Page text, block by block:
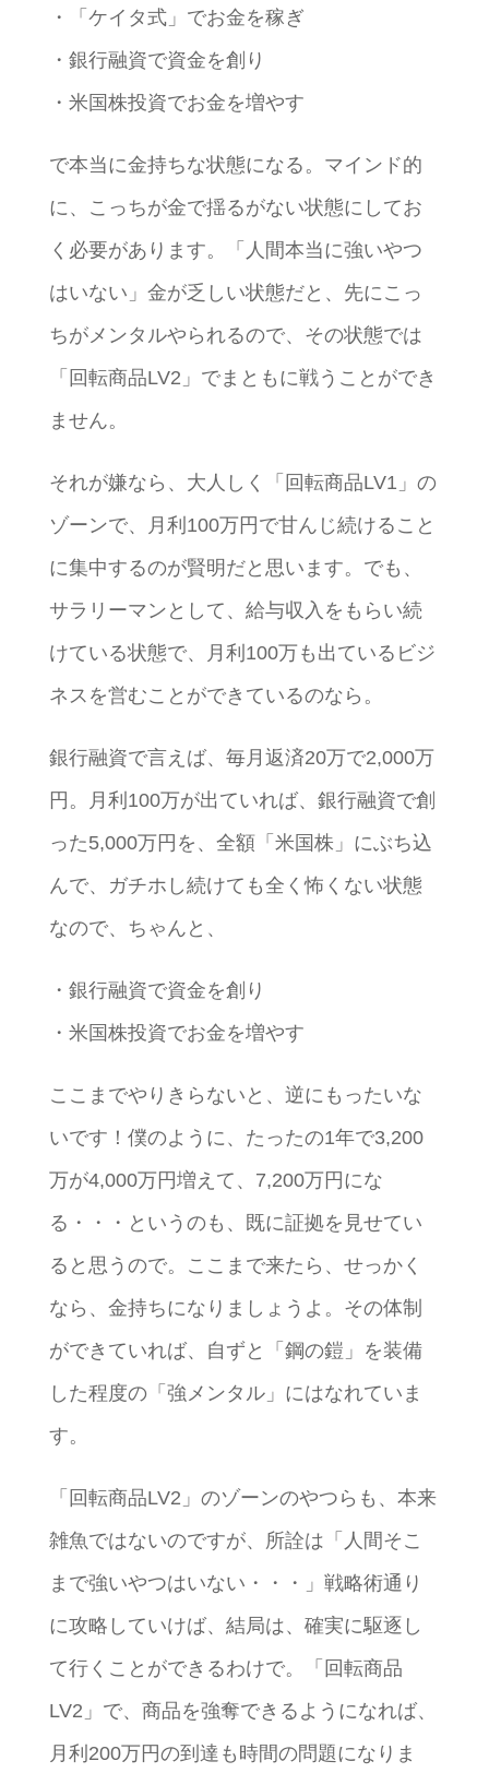
・「ケイタ式」でお金を稼ぎ
・銀行融資で資金を創り
・米国株投資でお金を増やす
で本当に金持ちな状態になる。マインド的
に、こっちが金で揺るがない状態にしてお
く必要があります。「人間本当に強いやつ
はいない」金が乏しい状態だと、先にこっ
ちがメンタルやられるので、その状態では
「回転商品LV2」でまともに戦うことができ
ません。
それが嫌なら、大人しく「回転商品LV1」の
ゾーンで、月利100万円で甘んじ続けること
に集中するのが賢明だと思います。でも、
サラリーマンとして、給与収入をもらい続
けている状態で、月利100万も出ているビジ
ネスを営むことができているのなら。
銀行融資で言えば、毎月返済20万で2,000万
円。月利100万が出ていれば、銀行融資で創
った5,000万円を、全額「米国株」にぶち込
んで、ガチホし続けても全く怖くない状態
なので、ちゃんと、
・銀行融資で資金を創り
・米国株投資でお金を増やす
ここまでやりきらないと、逆にもったいな
いです！僕のように、たったの1年で3,200
万が4,000万円増えて、7,200万円にな
る・・・というのも、既に証拠を見せてい
ると思うので。ここまで来たら、せっかく
なら、金持ちになりましょうよ。その体制
ができていれば、自ずと「鋼の鎧」を装備
した程度の「強メンタル」にはなれていま
す。
「回転商品LV2」のゾーンのやつらも、本来
雑魚ではないのですが、所詮は「人間そこ
まで強いやつはいない・・・」戦略術通り
に攻略していけば、結局は、確実に駆逐し
て行くことができるわけで。「回転商品
LV2」で、商品を強奪できるようになれば、
月利200万円の到達も時間の問題になりま